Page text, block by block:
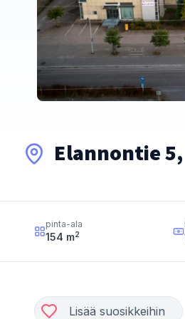
Elannontie
pinta-ala
154 m2
Lisää suosikkeihin